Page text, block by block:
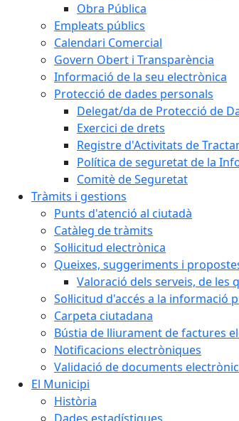
Obra Pública
Empleats públics
Calendari Comercial
Govern Obert i Transparència
Informació de la seu electrònica
Protecció de dades personals
Delegat/da de Protecció de
Exercici de drets
Registre d'Activitats de
Política de seguretat de la
Comitè de Seguretat
Tràmits i gestions
Punts d'atenció al ciutadà
Catàleg de tràmits
Sol·licitud electrònica
Queixes, suggeriments i
Valoració dels serveis, de les
Sol·licitud d'accés a la informació
Carpeta ciutadana
Bústia de lliurament de factures
Notificacions electròniques
Validació de documents
El Municipi
Història